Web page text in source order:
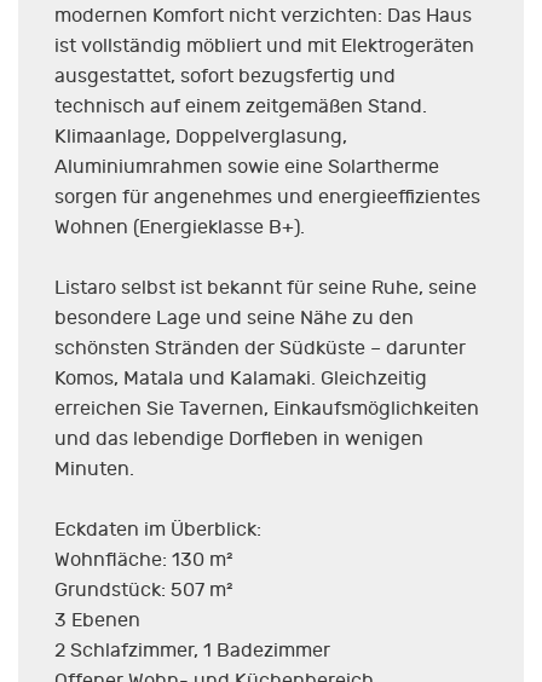
modernen Komfort nicht verzichten: Das Haus
ist vollständig möbliert und mit Elektrogeräten
ausgestattet, sofort bezugsfertig und
technisch auf einem zeitgemäßen Stand.
Klimaanlage, Doppelverglasung,
Aluminiumrahmen sowie eine Solartherme
sorgen für angenehmes und energieeffizientes
Wohnen (Energieklasse B+).
Listaro selbst ist bekannt für seine Ruhe, seine
besondere Lage und seine Nähe zu den
schönsten Stränden der Südküste – darunter
Komos, Matala und Kalamaki. Gleichzeitig
erreichen Sie Tavernen, Einkaufsmöglichkeiten
und das lebendige Dorfleben in wenigen
Minuten.
Eckdaten im Überblick:
Wohnfläche: 130 m²
Grundstück: 507 m²
3 Ebenen
2 Schlafzimmer, 1 Badezimmer